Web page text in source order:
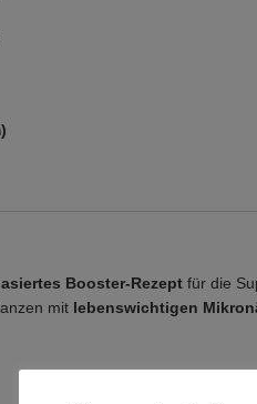
Booster-Rezept für die
mit lebenswichtigen